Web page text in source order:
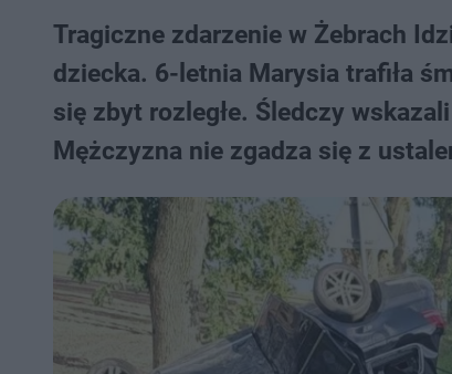
Tragiczne zdarzenie w Żebrach
dziecka. 6-letnia Marysia trafiła
się zbyt rozległe. Śledczy
Mężczyzna nie zgadza się z